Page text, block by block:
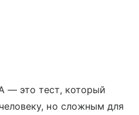
— это тест, который
но сложным для